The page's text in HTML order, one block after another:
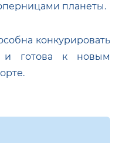
планеты.
конкурировать
и готова к новым